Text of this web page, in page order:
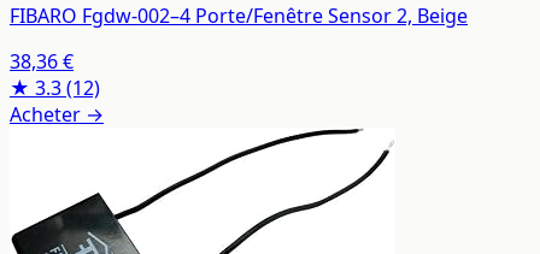
FIBARO Fgdw-002–4 Porte/Fenêtre Sensor 2, Beige
38,36 €
★ 3.3(12)
Acheter →